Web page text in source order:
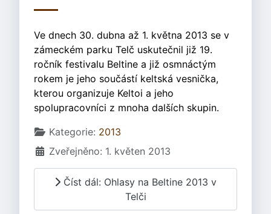
Ve dnech 30. dubna až 1. května 2013 se v
zámeckém parku Telč uskutečnil již 19.
ročník festivalu Beltine a již osmnáctým
rokem je jeho součástí keltská vesnička,
kterou organizuje Keltoi a jeho
spolupracovníci z mnoha dalších skupin.
Základní údaje
Kategorie: 2013
Zveřejněno: 1. květen 2013
Číst dál: Ohlasy na Beltine 2013 v
Telči